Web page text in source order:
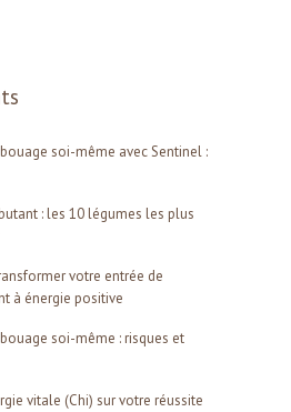
soi-même avec Sentinel :
: les 10 légumes les plus
votre entrée de
à énergie positive
soi-même : risques et
vitale (Chi) sur votre réussite